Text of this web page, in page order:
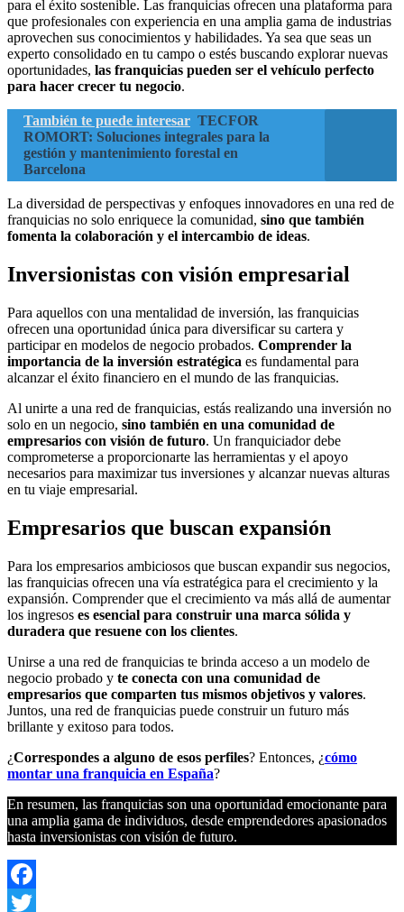
para el éxito sostenible. Las franquicias ofrecen una plataforma para
que profesionales con experiencia en una amplia gama de industrias
aprovechen sus conocimientos y habilidades. Ya sea que seas un
experto consolidado en tu campo o estés buscando explorar nuevas
oportunidades, las franquicias pueden ser el vehículo perfecto
para hacer crecer tu negocio.
También te puede interesar TECFOR
ROMORT: Soluciones integrales para la
gestión y mantenimiento forestal en
Barcelona
La diversidad de perspectivas y enfoques innovadores en una red de
franquicias no solo enriquece la comunidad, sino que también
fomenta la colaboración y el intercambio de ideas.
Inversionistas con visión empresarial
Para aquellos con una mentalidad de inversión, las franquicias
ofrecen una oportunidad única para diversificar su cartera y
participar en modelos de negocio probados. Comprender la
importancia de la inversión estratégica es fundamental para
alcanzar el éxito financiero en el mundo de las franquicias.
Al unirte a una red de franquicias, estás realizando una inversión no
solo en un negocio, sino también en una comunidad de
empresarios con visión de futuro. Un franquiciador debe
comprometerse a proporcionarte las herramientas y el apoyo
necesarios para maximizar tus inversiones y alcanzar nuevas alturas
en tu viaje empresarial.
Empresarios que buscan expansión
Para los empresarios ambiciosos que buscan expandir sus negocios,
las franquicias ofrecen una vía estratégica para el crecimiento y la
expansión. Comprender que el crecimiento va más allá de aumentar
los ingresos es esencial para construir una marca sólida y
duradera que resuene con los clientes.
Unirse a una red de franquicias te brinda acceso a un modelo de
negocio probado y te conecta con una comunidad de
empresarios que comparten tus mismos objetivos y valores.
Juntos, una red de franquicias puede construir un futuro más
brillante y exitoso para todos.
¿Correspondes a alguno de esos perfiles? Entonces, ¿cómo
montar una franquicia en España?
En resumen, las franquicias son una oportunidad emocionante para
una amplia gama de individuos, desde emprendedores apasionados
hasta inversionistas con visión de futuro.
Facebook